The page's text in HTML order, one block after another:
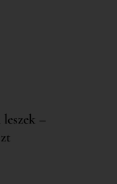
–